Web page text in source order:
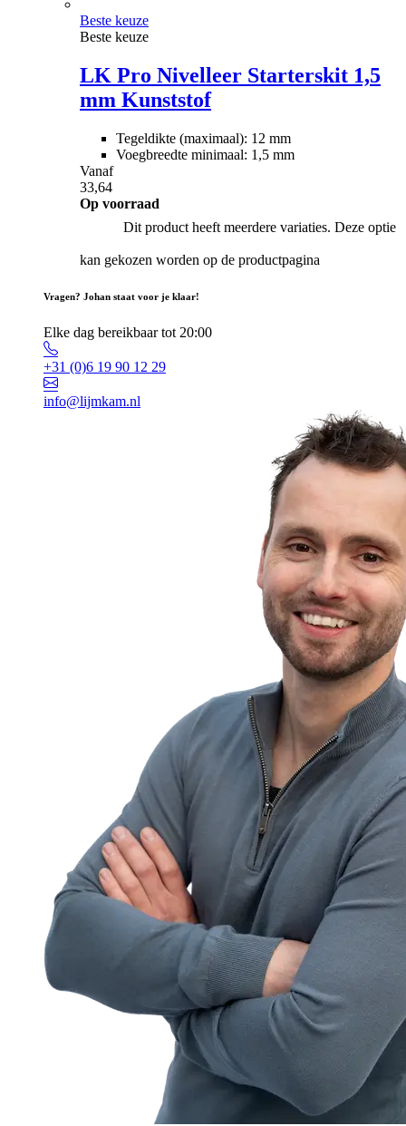
Beste keuze
Beste keuze
LK Pro Nivelleer Starterskit 1,5
mm Kunststof
Tegeldikte (maximaal): 12 mm
Voegbreedte minimaal: 1,5 mm
Vanaf
33,64
Op voorraad
Dit product heeft meerdere variaties. Deze optie
kan gekozen worden op de productpagina
Vragen? Johan staat voor je klaar!
Elke dag bereikbaar tot 20:00
+31 (0)6 19 90 12 29
info@lijmkam.nl